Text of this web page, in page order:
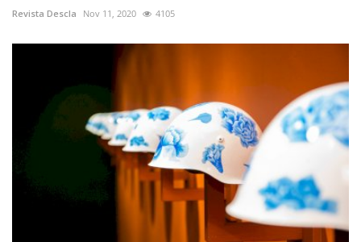
Revista Descla Nov 11, 2020 4105